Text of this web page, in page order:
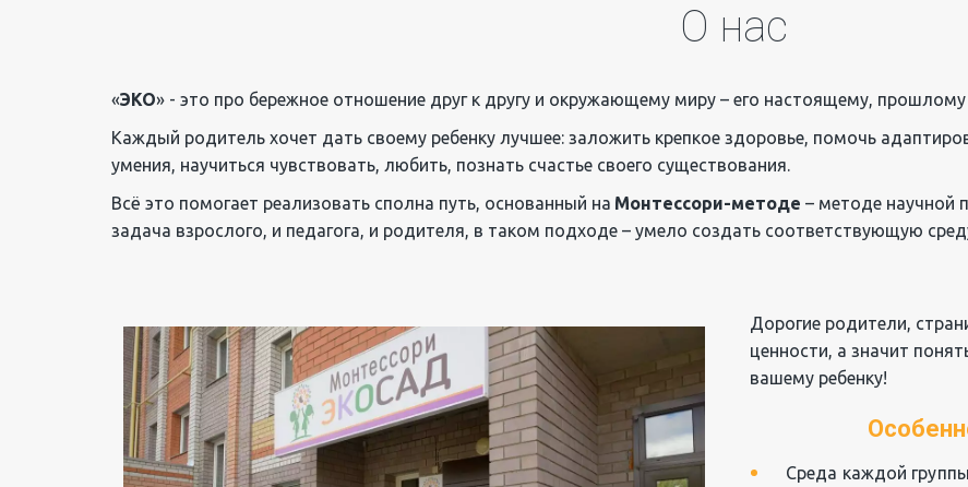
О нас
«ЭКО» - это про бережное отношение друг к другу и окружающему миру – его настоящему,
Каждый родитель хочет дать своему ребенку лучшее: заложить крепкое здоровье, помочь
умения, научиться чувствовать, любить, познать счастье своего существования.
Всё это помогает реализовать сполна путь, основанный на Монтессори-методе – методе научной
задача взрослого, и педагога, и родителя, в таком подходе – умело создать соответствующую
Дорогие родители,
ценности, а значит
вашему ребенку!
Среда каждой